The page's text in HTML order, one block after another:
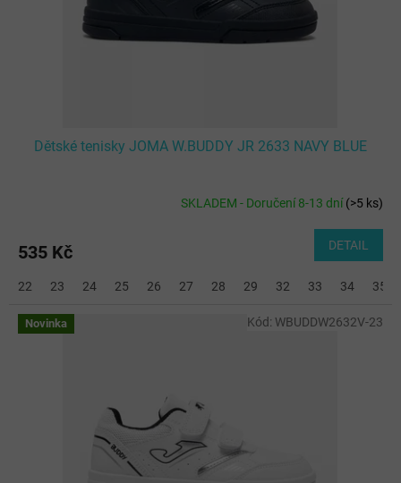
Dětské tenisky JOMA W.BUDDY JR 2633 NAVY BLUE
SKLADEM - Doručení 8-13 dní(>5 ks)
535 Kč DETAIL
22 23 24 25 26 27 28 29 32 33 34 35
Novinka Kód: WBUDDW2632V-23